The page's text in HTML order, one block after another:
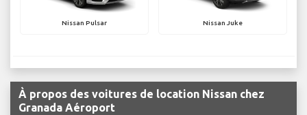
Nissan Pulsar Nissan Juke
À propos des voitures de location Nissan chez
Granada Aéroport